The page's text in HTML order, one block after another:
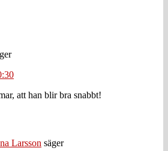
att han blir bra snabbt!
Larsson säger